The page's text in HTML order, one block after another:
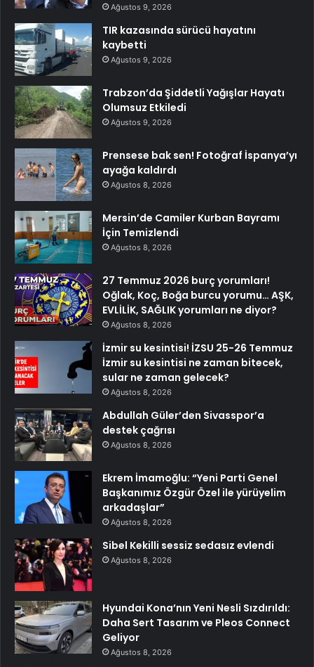
Ağustos 9, 2026
TIR kazasında sürücü hayatını
kaybetti
Ağustos 9, 2026
Trabzon’da Şiddetli Yağışlar Hayatı
Olumsuz Etkiledi
Ağustos 9, 2026
Prensese bak sen! Fotoğraf İspanya’yı
ayağa kaldırdı
Ağustos 8, 2026
Mersin’de Camiler Kurban Bayramı
İçin Temizlendi
Ağustos 8, 2026
27 Temmuz 2026 burç yorumları!
Oğlak, Koç, Boğa burcu yorumu… AŞK,
EVLİLİK, SAĞLIK yorumları ne diyor?
Ağustos 8, 2026
İzmir su kesintisi! İZSU 25-26 Temmuz
İzmir su kesintisi ne zaman bitecek,
sular ne zaman gelecek?
Ağustos 8, 2026
Abdullah Güler’den Sivasspor’a
destek çağrısı
Ağustos 8, 2026
Ekrem İmamoğlu: “Yeni Parti Genel
Başkanımız Özgür Özel ile yürüyelim
arkadaşlar”
Ağustos 8, 2026
Sibel Kekilli sessiz sedasız evlendi
Ağustos 8, 2026
Hyundai Kona’nın Yeni Nesli Sızdırıldı:
Daha Sert Tasarım ve Pleos Connect
Geliyor
Ağustos 8, 2026